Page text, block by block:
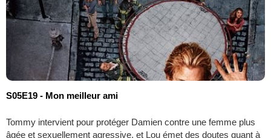
S05E19 - Mon meilleur ami
Tommy intervient pour protéger Damien contre une femme plus
âgée et sexuellement agressive, et Lou émet des doutes quant à